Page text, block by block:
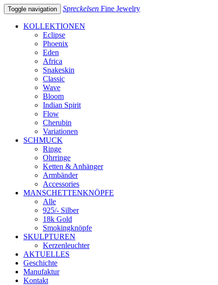
Toggle navigation Spreckelsen Fine Jewelry
KOLLEKTIONEN
Eclipse
Phoenix
Eden
Africa
Snakeskin
Classic
Wave
Bloom
Indian Spirit
Flow
Cherubin
Variationen
SCHMUCK
Ringe
Ohrringe
Ketten & Anhänger
Armbänder
Accessories
MANSCHETTENKNÖPFE
Alle
925/- Silber
18k Gold
Smokingknöpfe
SKULPTUREN
Kerzenleuchter
AKTUELLES
Geschichte
Manufaktur
Kontakt